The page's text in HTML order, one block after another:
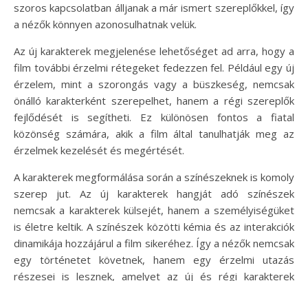
szoros kapcsolatban álljanak a már ismert szereplőkkel, így
a nézők könnyen azonosulhatnak velük.
Az új karakterek megjelenése lehetőséget ad arra, hogy a
film további érzelmi rétegeket fedezzen fel. Például egy új
érzelem, mint a szorongás vagy a büszkeség, nemcsak
önálló karakterként szerepelhet, hanem a régi szereplők
fejlődését is segítheti. Ez különösen fontos a fiatal
közönség számára, akik a film által tanulhatják meg az
érzelmek kezelését és megértését.
A karakterek megformálása során a színészeknek is komoly
szerep jut. Az új karakterek hangját adó színészek
nemcsak a karakterek külsejét, hanem a személyiségüket
is életre keltik. A színészek közötti kémia és az interakciók
dinamikája hozzájárul a film sikeréhez. Így a nézők nemcsak
egy történetet követnek, hanem egy érzelmi utazás
részesei is lesznek, amelyet az új és régi karakterek